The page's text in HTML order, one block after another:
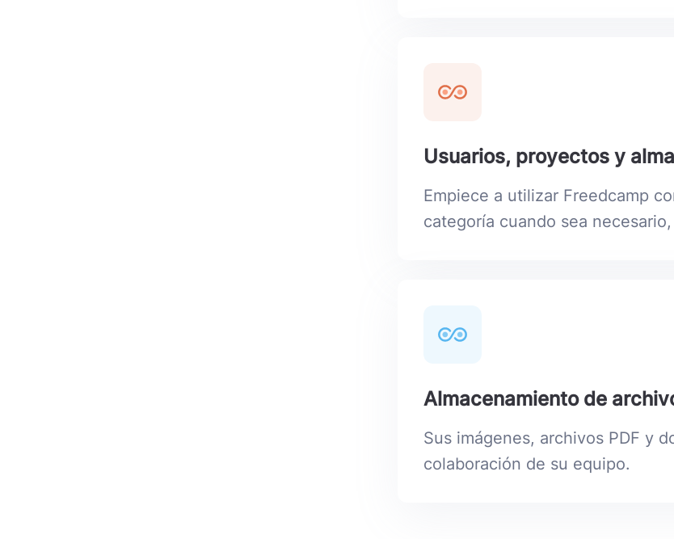
Usuarios, proyectos y
Empiece a utilizar Freedcamp
categoría cuando sea
Almacenamiento de
Sus imágenes, archivos PDF y
colaboración de su equipo.